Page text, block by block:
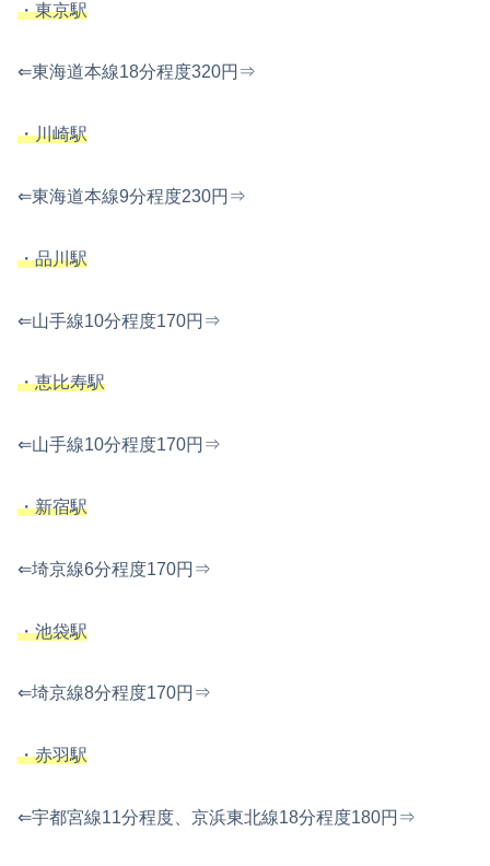
・東京駅
⇐東海道本線18分程度320円⇒
・川崎駅
⇐東海道本線9分程度230円⇒
・品川駅
⇐山手線10分程度170円⇒
・恵比寿駅
⇐山手線10分程度170円⇒
・新宿駅
⇐埼京線6分程度170円⇒
・池袋駅
⇐埼京線8分程度170円⇒
・赤羽駅
⇐宇都宮線11分程度、京浜東北線18分程度180円⇒